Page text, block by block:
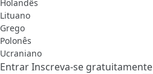
Holandês
Lituano
Grego
Polonês
Ucraniano
EntrarInscreva-se gratuitamente